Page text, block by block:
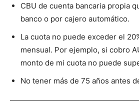
CBU de cuenta bancaria propia
banco o por cajero automático.
La cuota no puede exceder el
mensual. Por ejemplo, si cobro
monto de mi cuota no puede
No tener más de 75 años antes